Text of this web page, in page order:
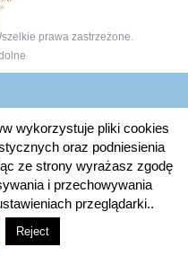
prawa zastrzeżone.
wykorzystuje pliki cookies
oraz podniesienia
ze strony wyrażasz zgodę
i przechowywania
przeglądarki..
Reject